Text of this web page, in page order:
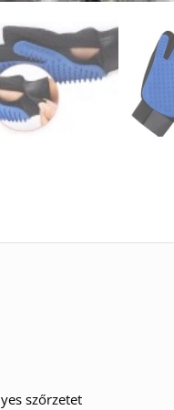
szőrzetet